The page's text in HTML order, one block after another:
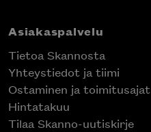
Asiakaspalvelu
Tietoa Skannosta
Yhteystiedot ja tiimi
Ostaminen ja toimitusajat
Hintatakuu
Tilaa Skanno-uutiskirje